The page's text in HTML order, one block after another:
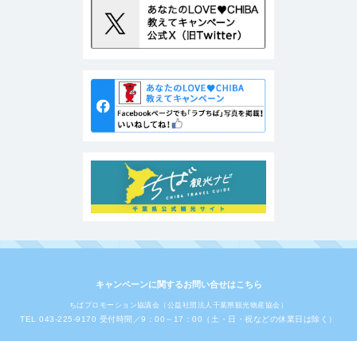
キャンペーンに関するお問い合せはこちら
ちばプロモーション協議会（公益社団法人千葉県観光物産協会）
TEL 043-225-9170 受付時間／9：00～17：00（土・日・祝などの休業日は除く）